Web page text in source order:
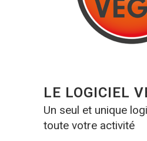
LE LOGICIEL
Un seul et unique
toute votre activité